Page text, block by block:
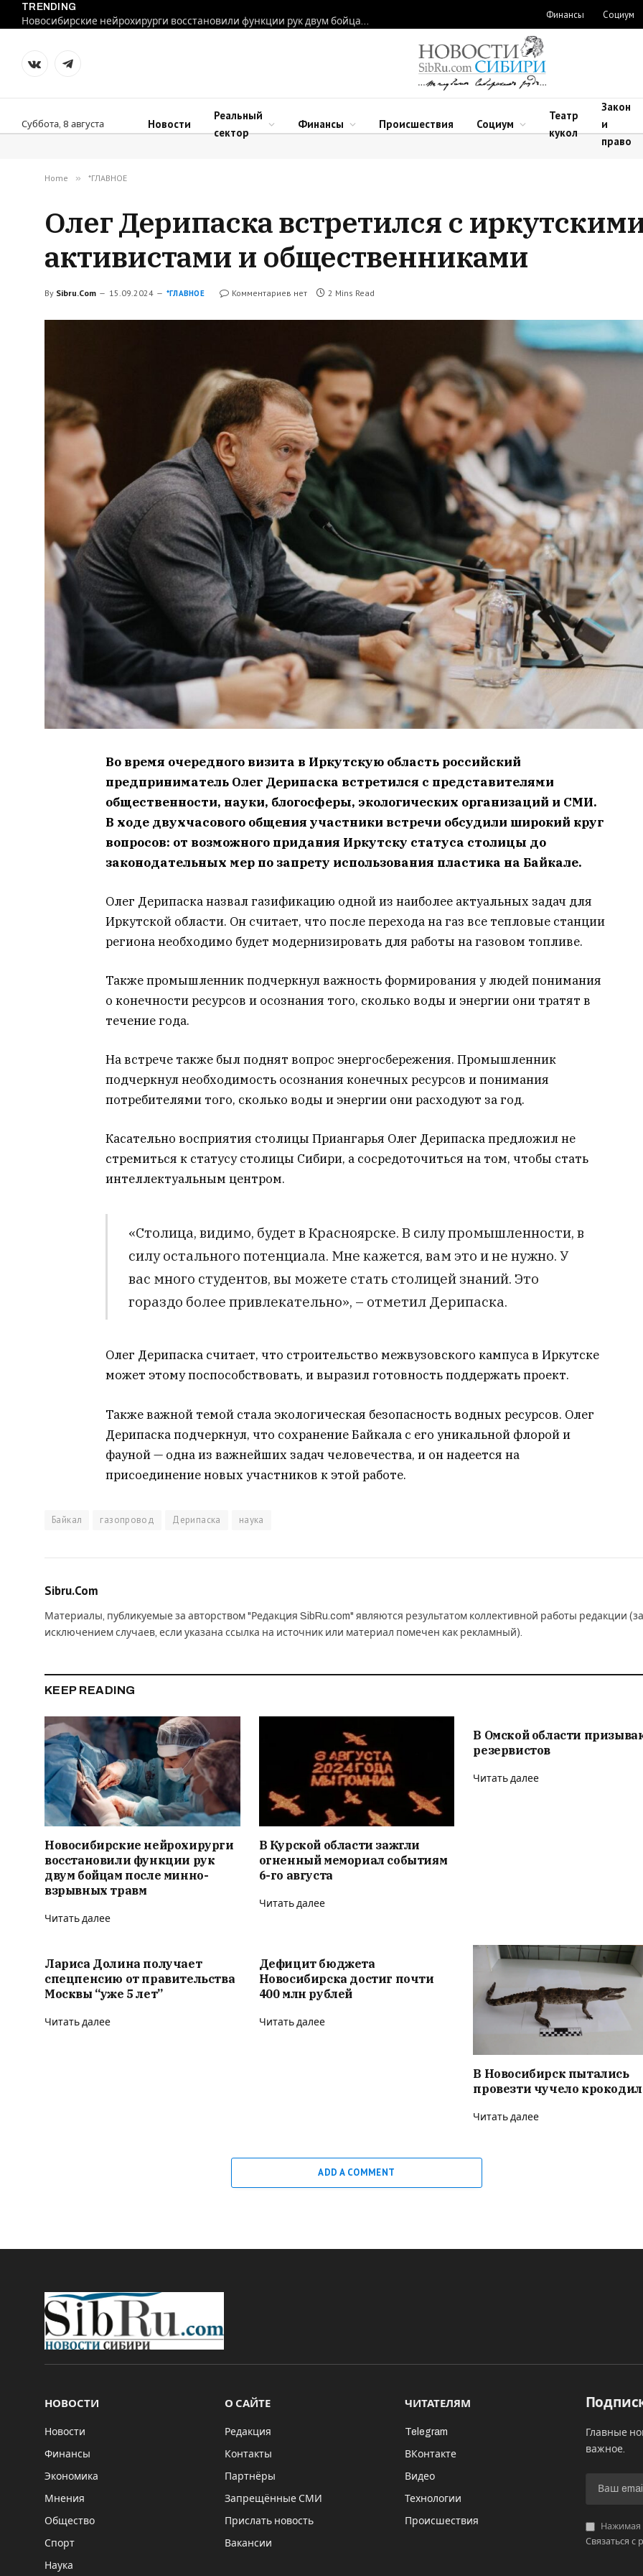
TRENDING
Новосибирские нейрохирурги восстановили функции рук двум бойцам после минно-взрывных травм
Финансы Социум
VKontakteTelegram
Суббота, 8 августа Новости
Реальный
сектор
Финансы Происшествия Социум
Театр
кукол
Закон
и
право
Home » *ГЛАВНОЕ
Олег Дерипаска встретился с
активистами и общественниками
By Sibru.Com 15.09.2024 *ГЛАВНОЕ Комментариев нет 2 Mins Read
Во время очередного визита в Иркутскую область российский
предприниматель Олег Дерипаска встретился с представителями
общественности, науки, блогосферы, экологических организаций и СМИ.
В ходе двухчасового общения участники встречи обсудили широкий круг
вопросов: от возможного придания Иркутску статуса столицы до
законодательных мер по запрету использования пластика на Байкале.
Олег Дерипаска назвал газификацию одной из наиболее актуальных задач для
Иркутской области. Он считает, что после перехода на газ все тепловые станции
региона необходимо будет модернизировать для работы на газовом топливе.
Также промышленник подчеркнул важность формирования у людей понимания
о конечности ресурсов и осознания того, сколько воды и энергии они тратят в
течение года.
На встрече также был поднят вопрос энергосбережения. Промышленник
подчеркнул необходимость осознания конечных ресурсов и понимания
потребителями того, сколько воды и энергии они расходуют за год.
Касательно восприятия столицы Приангарья Олег Дерипаска предложил не
стремиться к статусу столицы Сибири, а сосредоточиться на том, чтобы стать
интеллектуальным центром.
«Столица, видимо, будет в Красноярске. В силу промышленности, в
силу остального потенциала. Мне кажется, вам это и не нужно. У
вас много студентов, вы можете стать столицей знаний. Это
гораздо более привлекательно», – отметил Дерипаска.
Олег Дерипаска считает, что строительство межвузовского кампуса в Иркутске
может этому поспособствовать, и выразил готовность поддержать проект.
Также важной темой стала экологическая безопасность водных ресурсов. Олег
Дерипаска подчеркнул, что сохранение Байкала с его уникальной флорой и
фауной — одна из важнейших задач человечества, и он надеется на
присоединение новых участников к этой работе.
Байкал газопровод Дерипаска наука
Sibru.Com
Материалы, публикуемые за авторством "Редакция SibRu.com" являются результатом коллективной работы редакции (за
исключением случаев, если указана ссылка на источник или материал помечен как рекламный).
KEEP READING
Новосибирские нейрохирурги
восстановили функции рук
двум бойцам после минно-
взрывных травм
Читать далее
В Курской области зажгли
огненный мемориал событиям
6-го августа
Читать далее
В Омской области
резервистов
Читать далее
Лариса Долина получает
спецпенсию от правительства
Москвы “уже 5 лет”
Читать далее
Дефицит бюджета
Новосибирска достиг почти
400 млн рублей
Читать далее
В Новосибирск пытались
провезти чучело
Читать далее
ADD A COMMENT
НОВОСТИ
Новости
Финансы
Экономика
Мнения
Общество
Спорт
Наука
О САЙТЕ
Редакция
Контакты
Партнёры
Запрещённые СМИ
Прислать новость
Вакансии
ЧИТАТЕЛЯМ
Telegram
ВКонтакте
Видео
Технологии
Происшествия
Главные
важное.
Нажимая
Связаться с